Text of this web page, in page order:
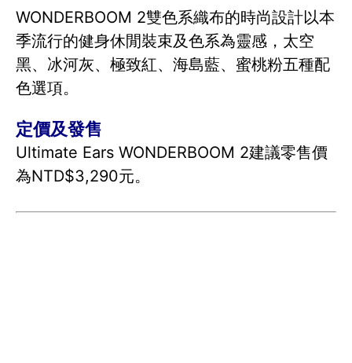
WONDERBOOM 2雙色系織布的時尚設計以本
季流行的健身休閒裝束及色系為靈感，太空
黑、冰河灰、極致紅、海島藍、蜜桃粉五種配
色選項。
定價及發售
Ultimate Ears WONDERBOOM 2建議零售價
為NTD$3,290元。